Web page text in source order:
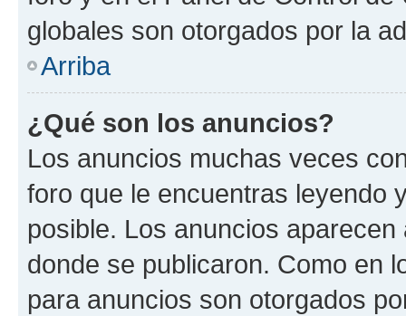
globales son otorgados por la
Arriba
¿Qué son los anuncios?
Los anuncios muchas veces
foro que le encuentras leyendo
posible. Los anuncios
donde se publicaron. Como en
para anuncios son otorgados